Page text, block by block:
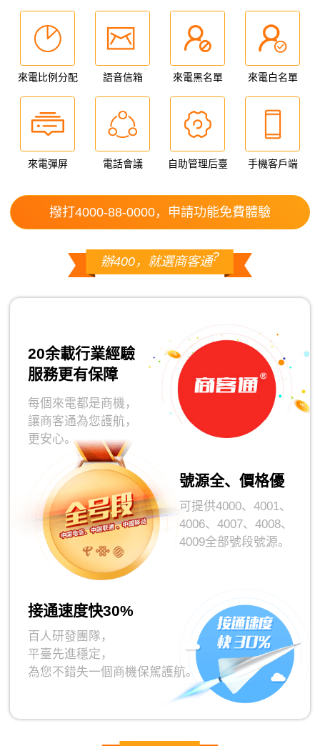
來電比例分配 語音信箱 來電黑名單 來電白名單
來電彈屏 電話會議 自助管理后臺 手機客戶端
撥打4000-88-0000，申請功能免費體驗
辦400，就選商客通?
20余載行業經驗
服務更有保障
每個來電都是商機，
讓商客通為您護航，
更安心。
號源全、價格優
可提供4000、4001、
4006、4007、4008、
4009全部號段號源。
接通速度快30%
百人研發團隊，
平臺先進穩定，
為您不錯失一個商機保駕護航。